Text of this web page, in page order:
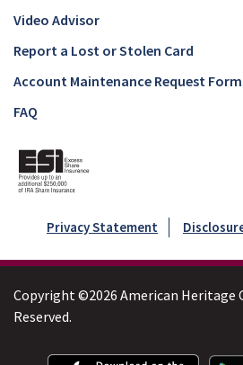
Video Advisor
Report a Lost or Stolen Card
Account Maintenance Request
FAQ
Privacy Statement
Copyright ©2026 American Heritage
Reserved.